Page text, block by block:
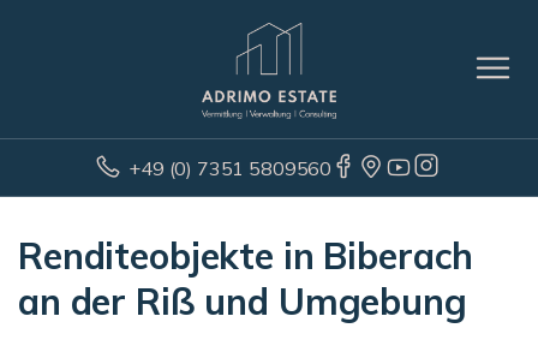
+49 (0) 7351 5809560
Renditeobjekte in Biberach
an der Riß und Umgebung